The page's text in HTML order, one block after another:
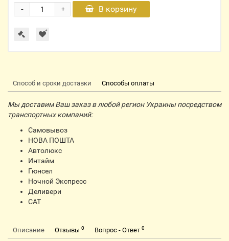
+
- В корзину
Способ и сроки доставки Способы оплаты
Мы доставим Ваш заказ в любой регион Украины посредством
транспортных компаний:
Самовывоз
НОВА ПОШТА
Автолюкс
Интайм
Гюнсел
Ночной Экспресс
Деливери
CАТ
Описание Отзывы 0 Вопрос - Ответ 0